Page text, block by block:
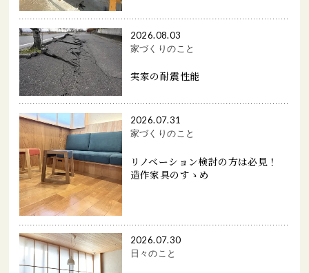
2026.08.03
家づくりのこと
実家の耐震性能
2026.07.31
家づくりのこと
リノベーション検討の方は必見！
造作家具のすゝめ
2026.07.30
日々のこと